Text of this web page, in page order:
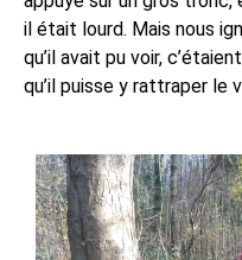
il était lourd. Mais nous
qu’il avait pu voir,
qu’il puisse y rattraper le